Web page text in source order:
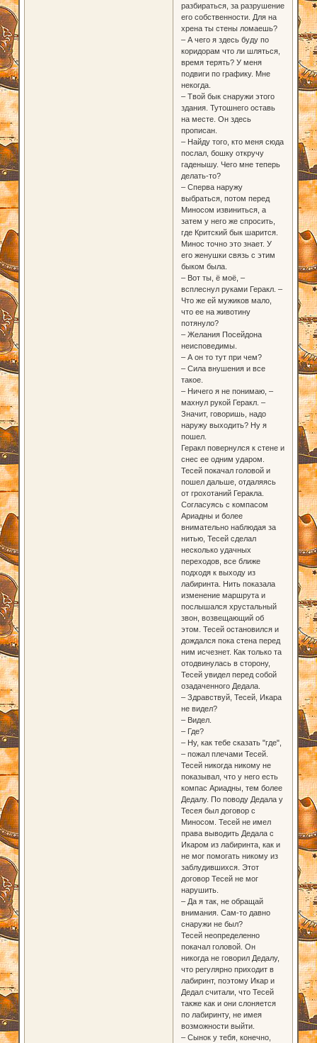
разбираться, за разрушение
его собственности. Для на
хрена ты стены ломаешь?
– А чего я здесь буду по
коридорам что ли шляться,
время терять? У меня
подвиги по графику. Мне
некогда.
– Твой бык снаружи этого
здания. Тутошнего оставь
на месте. Он здесь
прописан.
– Найду того, кто меня сюда
послал, бошку откручу
гаденышу. Чего мне теперь
делать-то?
– Сперва наружу
выбраться, потом перед
Миносом извиниться, а
затем у него же спросить,
где Критский бык шарится.
Минос точно это знает. У
его женушки связь с этим
быком была.
– Вот ты, ё моё, –
всплеснул руками Геракл. –
Что же ей мужиков мало,
что ее на животину
потянуло?
– Желания Посейдона
неисповедимы.
– А он то тут при чем?
– Сила внушения и все
такое.
– Ничего я не понимаю, –
махнул рукой Геракл. –
Значит, говоришь, надо
наружу выходить? Ну я
пошел.
Геракл повернулся к стене и
снес ее одним ударом.
Тесей покачал головой и
пошел дальше, отдаляясь
от грохотаний Геракла.
Согласуясь с компасом
Ариадны и более
внимательно наблюдая за
нитью, Тесей сделал
несколько удачных
переходов, все ближе
подходя к выходу из
лабиринта. Нить показала
изменение маршрута и
послышался хрустальный
звон, возвещающий об
этом. Тесей остановился и
дождался пока стена перед
ним исчезнет. Как только та
отодвинулась в сторону,
Тесей увидел перед собой
озадаченного Дедала.
– Здравствуй, Тесей, Икара
не видел?
– Видел.
– Где?
– Ну, как тебе сказать "где",
– пожал плечами Тесей.
Тесей никогда никому не
показывал, что у него есть
компас Ариадны, тем более
Дедалу. По поводу Дедала у
Тесея был договор с
Миносом. Тесей не имел
права выводить Дедала с
Икаром из лабиринта, как и
не мог помогать никому из
заблудившихся. Этот
договор Тесей не мог
нарушить.
– Да я так, не обращай
внимания. Сам-то давно
снаружи не был?
Тесей неопределенно
покачал головой. Он
никогда не говорил Дедалу,
что регулярно приходит в
лабиринт, поэтому Икар и
Дедал считали, что Тесей
также как и они слоняется
по лабиринту, не имея
возможности выйти.
– Сынок у тебя, конечно,